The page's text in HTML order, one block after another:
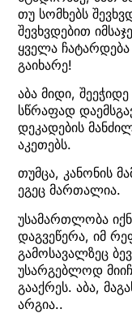
თუ სომხებს
შევხვდებით
ყველა ჩატარდება
გაიხარე!
აბა მიდი,
სწრაფად
დეკადების
აკეთებს.
თუმცა, კანონის
ეგეც მართალია.
უსამართლობა
დაგვეწერა, იმ
გამოსავალზეც
უსარგებლოდ
გააქრეს. აბა,
არგია..